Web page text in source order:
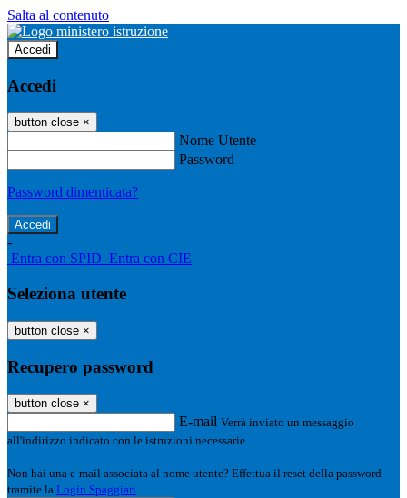
Salta al contenuto
Accedi
Accedi
button close ×
Nome Utente
Password
Password dimenticata?
-
Entra con SPID Entra con CIE
Seleziona utente
button close ×
Recupero password
button close ×
E-mail Verrà inviato un messaggio
all'indirizzo indicato con le istruzioni necessarie.
Non hai una e-mail associata al nome utente? Effettua il reset della password
tramite la Login Spaggiari